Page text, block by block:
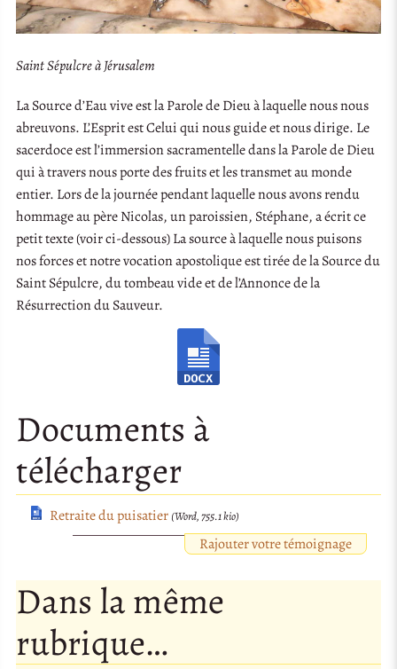
Saint Sépulcre à Jérusalem
La Source d’Eau vive est la Parole de Dieu à laquelle nous nous
abreuvons. L’Esprit est Celui qui nous guide et nous dirige. Le
sacerdoce est l’immersion sacramentelle dans la Parole de Dieu
qui à travers nous porte des fruits et les transmet au monde
entier. Lors de la journée pendant laquelle nous avons rendu
hommage au père Nicolas, un paroissien, Stéphane, a écrit ce
petit texte (voir ci-dessous) La source à laquelle nous puisons
nos forces et notre vocation apostolique est tirée de la Source du
Saint Sépulcre, du tombeau vide et de l’Annonce de la
Résurrection du Sauveur.
Documents à
télécharger
Retraite du puisatier (Word, 755.1 kio)
Rajouter votre témoignage
Dans la même
rubrique…